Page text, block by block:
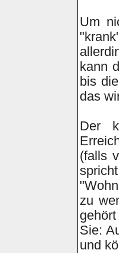
Um
kann
bis
das
Der
(falls
zu
Sie:
und